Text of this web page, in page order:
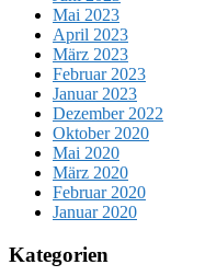
Mai 2023
April 2023
März 2023
Februar 2023
Januar 2023
Dezember 2022
Oktober 2020
Mai 2020
März 2020
Februar 2020
Januar 2020
Kategorien